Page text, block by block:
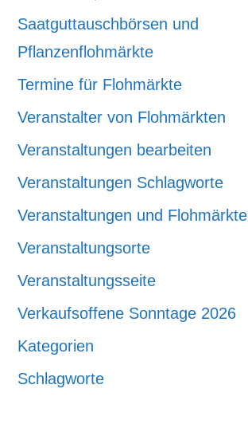
Saatguttauschbörsen und
Pflanzenflohmärkte
Termine für Flohmärkte
Veranstalter von Flohmärkten
Veranstaltungen bearbeiten
Veranstaltungen Schlagworte
Veranstaltungen und Flohmärkte
Veranstaltungsorte
Veranstaltungsseite
Verkaufsoffene Sonntage 2026
Kategorien
Schlagworte